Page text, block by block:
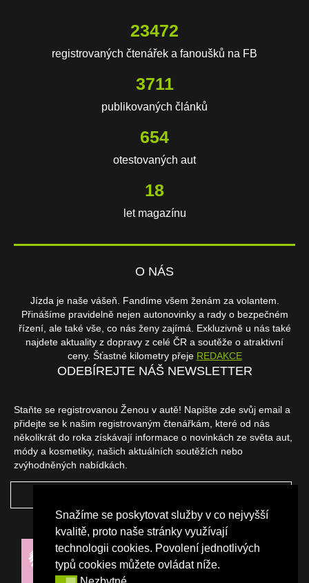
Snažíme se poskytovat služby v co nejvyšší
kvalitě, proto naše stránky využívají
technologii cookies. Povolení jednotlivých
typů cookies můžete ovládat níže.
23472
registrovaných čtenářek a fanoušků na FB
3711
publikovaných článků
654
otestovaných aut
18
let magazínu
O NÁS
Jízda je naše vášeň. Fandíme všem ženám za volantem.
Přinášíme pravidelně nejen autonovinky a rady o bezpečném
řízení, ale také vše, co nás ženy zajímá. Exkluzivně u nás také
najdete aktuality z dopravy z celé ČR a soutěže o atraktivní
ceny. Šťastné kilometry přeje REDAKCE
ODEBÍREJTE NÁŠ NEWSLETTER
Staňte se registrovanou Ženou v autě! Napište zde svůj email a
přidejte se k našim registrovaným čtenářkám, které od nás
několikrát do roka získávají informace o novinkách ze světa aut,
módy a kosmetiky, našich aktuálních soutěžích nebo
zvýhodněných nabídkách.
NAŠI PARTNEŘI